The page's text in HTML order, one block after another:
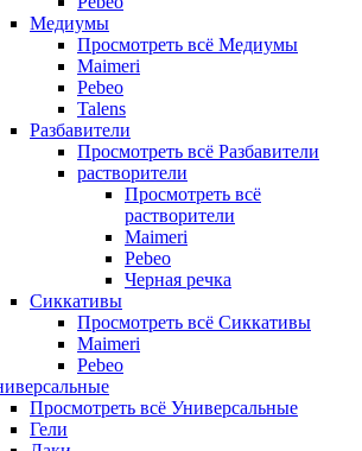
Медиумы
Просмотреть всё Медиумы
Maimeri
Pebeo
Talens
Разбавители
Просмотреть всё Разбавители
растворители
Просмотреть всё
растворители
Maimeri
Pebeo
Черная речка
Сиккативы
Просмотреть всё Сиккативы
Maimeri
Pebeo
Просмотреть всё Универсальные
Гели